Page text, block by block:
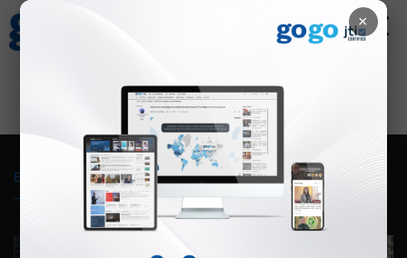
×
Зурхай
8.07
Бүгд Фото Видео Зурган өгүүлэмж